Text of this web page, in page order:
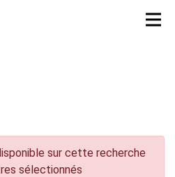
sur cette recherche
sélectionnés